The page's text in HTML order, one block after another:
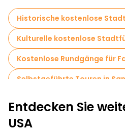
Kulturelle kostenlose
Kostenlose Rundgänge für
Selbstgeführte Touren in
Museen in San Diego
Kostenlose
Entdecken Sie
USA